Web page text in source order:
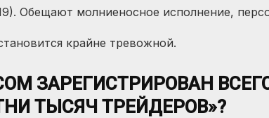
Обещают молниеносное исполнение,
крайне тревожной.
ЗАРЕГИСТРИРОВАН
ТЫСЯЧ ТРЕЙДЕРОВ»?